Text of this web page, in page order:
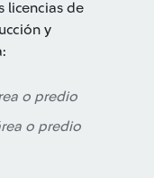
licencias de
y
o predio
o predio